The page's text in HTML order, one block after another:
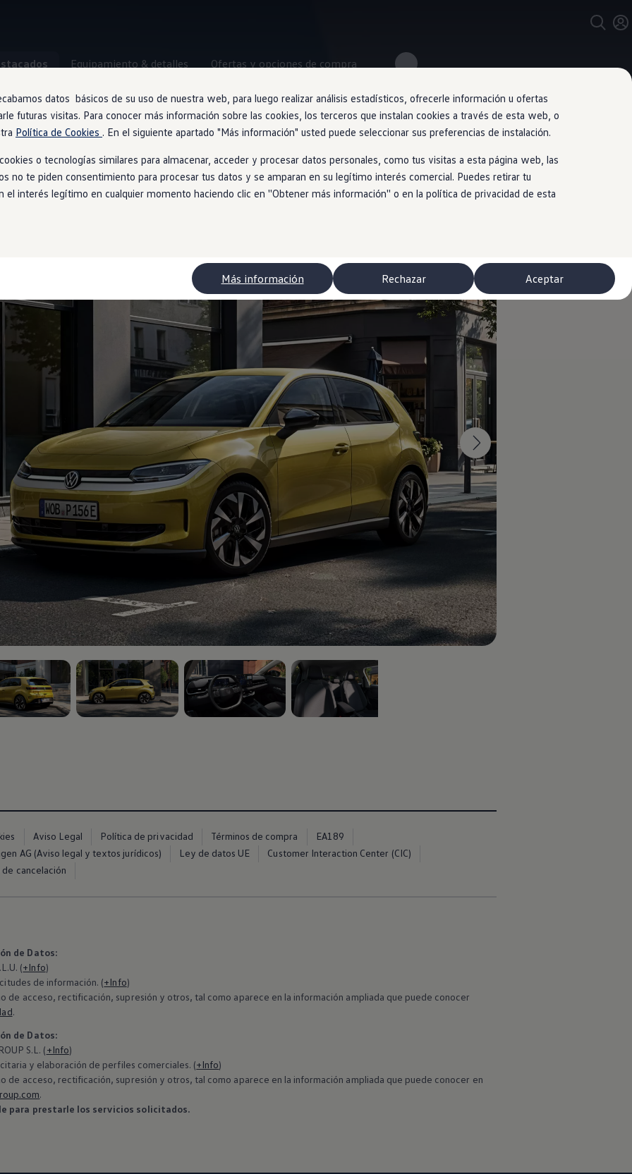
datos básicos de su uso de nuestra web, para luego realizar análisis estadísticos, ofrecerle información u ofertas
futuras visitas. Para conocer más información sobre las cookies, los terceros que instalan cookies a través de esta web, o
Política de Cookies . En el siguiente apartado "Más información" usted puede seleccionar sus preferencias de instalación.
o tecnologías similares para almacenar, acceder y procesar datos personales, como tus visitas a esta página web, las
no te piden consentimiento para procesar tus datos y se amparan en su legítimo interés comercial. Puedes retirar tu
interés legítimo en cualquier momento haciendo clic en ''Obtener más información'' o en la política de privacidad de esta
Aceptar
Rechazar
Más información
Equipamiento & detalles Ofertas y opciones de compra
de radio
Próximamente
Aviso Legal Política de privacidad Términos de compra
EA189
AG (Aviso legal y textos jurídicos) Ley de datos UE
Customer Interaction Center (CIC)
de cancelación
de Datos:
(+Info)
de información. (+Info)
de acceso, rectificación, supresión y otros, tal como aparece en la información ampliada que puede conocer
.
de Datos:
S.L. (+Info)
y elaboración de perfiles comerciales. (+Info)
de acceso, rectificación, supresión y otros, tal como aparece en la información ampliada que puede conocer en
.
para prestarle los servicios solicitados.